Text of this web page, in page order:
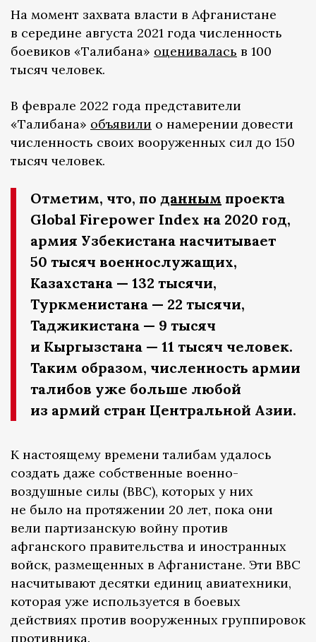
На момент захвата власти в Афганистане
в середине августа 2021 года численность
боевиков «Талибана» оценивалась в 100
тысяч человек.
В феврале 2022 года представители
«Талибана» объявили о намерении довести
численность своих вооруженных сил до 150
тысяч человек.
Отметим, что, по данным проекта
Global Firepower Index на 2020 год,
армия Узбекистана насчитывает
50 тысяч военнослужащих,
Казахстана — 132 тысячи,
Туркменистана — 22 тысячи,
Таджикистана — 9 тысяч
и Кыргызстана — 11 тысяч человек.
Таким образом, численность армии
талибов уже больше любой
из армий стран Центральной Азии.
К настоящему времени талибам удалось
создать даже собственные военно-
воздушные силы (ВВС), которых у них
не было на протяжении 20 лет, пока они
вели партизанскую войну против
афганского правительства и иностранных
войск, размещенных в Афганистане. Эти ВВС
насчитывают десятки единиц авиатехники,
которая уже используется в боевых
действиях против вооруженных группировок
противника.